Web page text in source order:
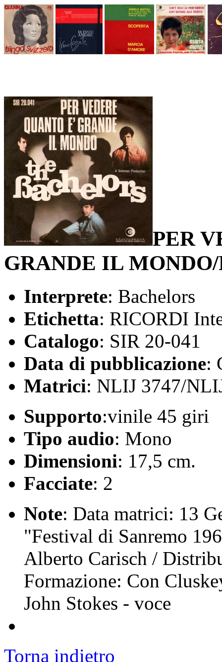
PER
GRANDE IL MONDO/
Interprete: Bachelors
Etichetta: RICORDI
Catalogo: SIR 20-041
Data di pubblicazione:
Matrici: NLIJ 3747/
Supporto:vinile 45 giri
Tipo audio: Mono
Dimensioni: 17,5 cm.
Facciate: 2
Note: Data matrici: 13
"Festival di Sanremo
Alberto Carisch /
Formazione: Con
John Stokes - voce
Torna indietro